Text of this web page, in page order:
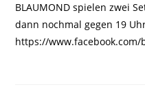
BLAUMOND spielen zwei
dann nochmal gegen 19
https://